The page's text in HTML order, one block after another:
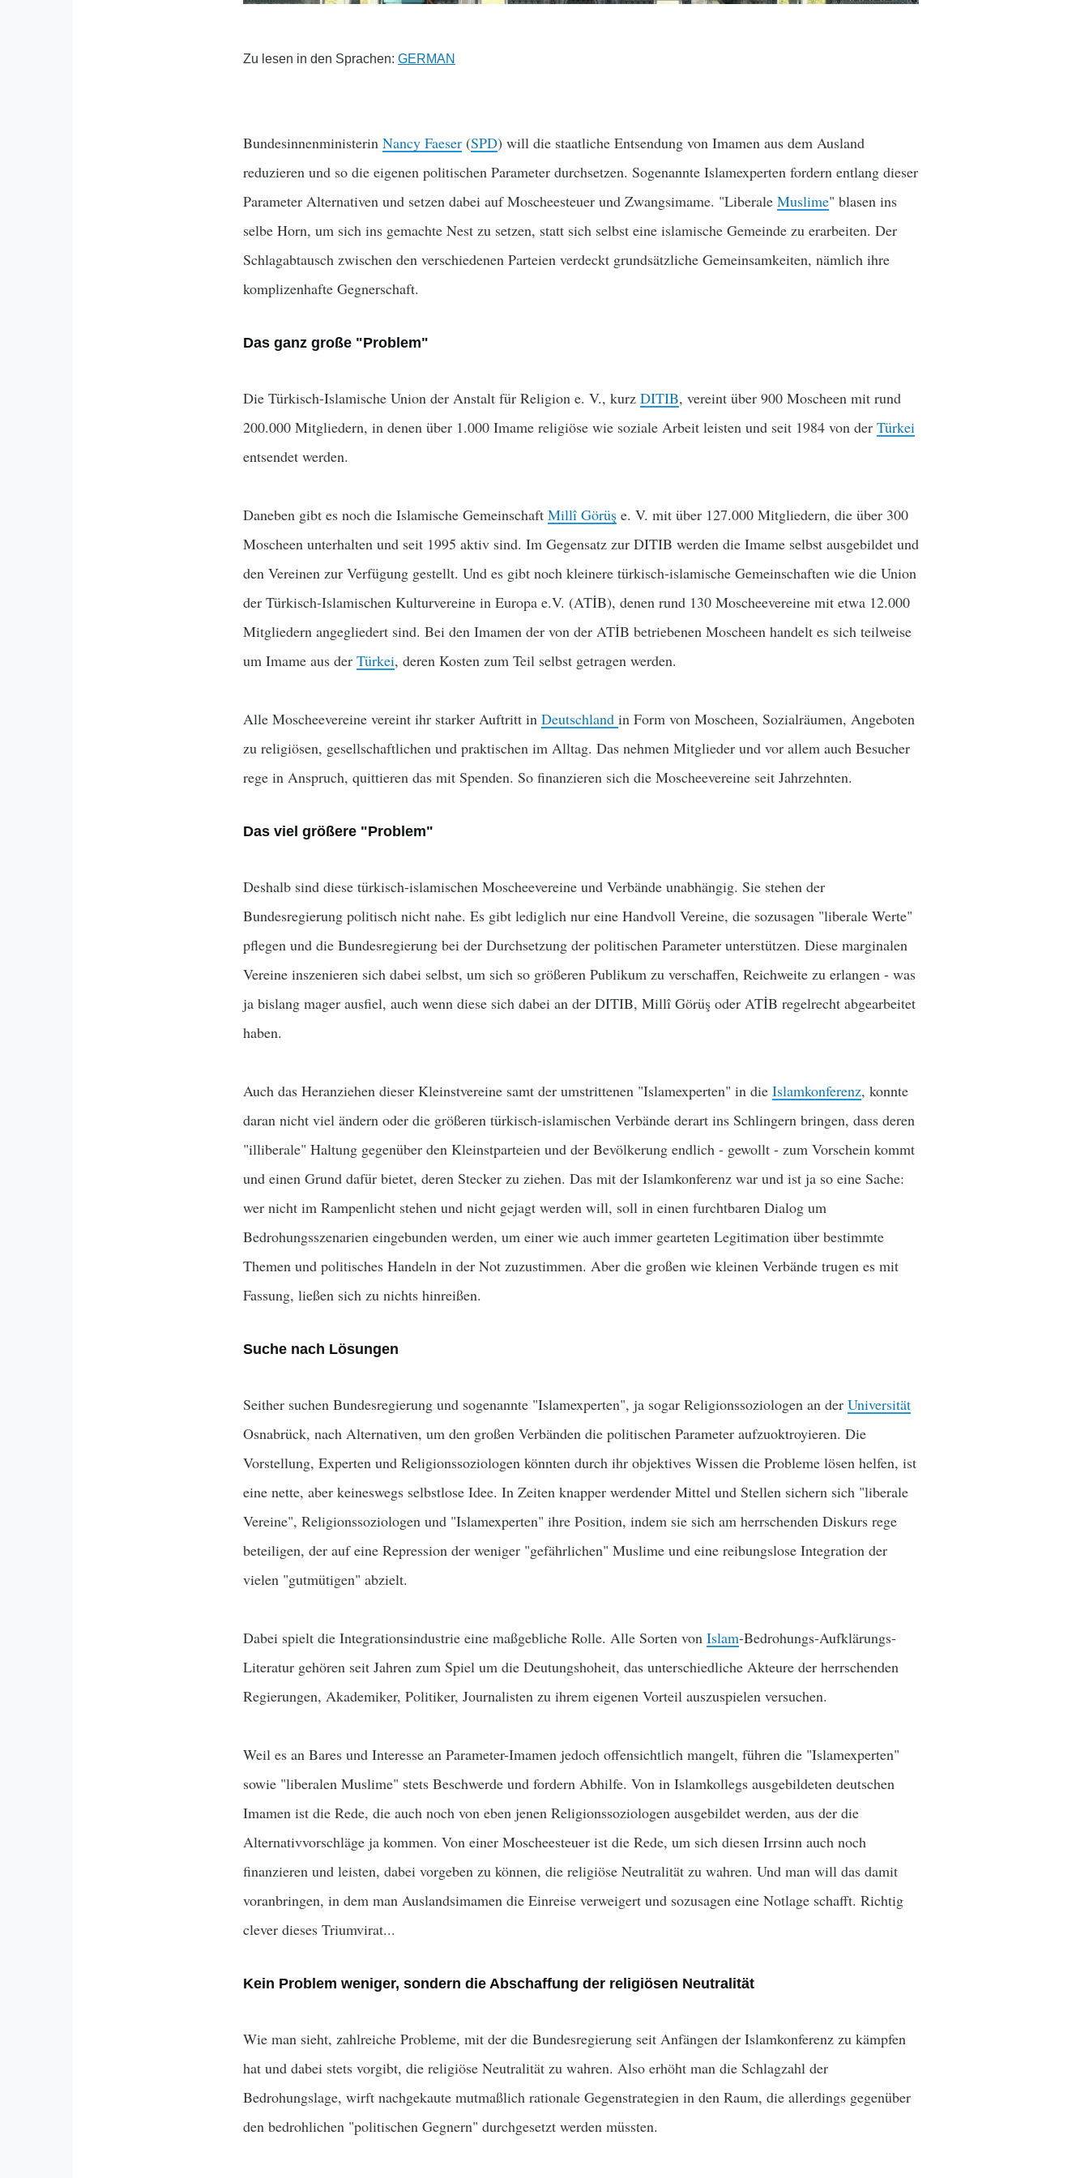
Zu lesen in den Sprachen: GERMAN
Bundesinnenministerin Nancy Faeser (SPD) will die staatliche Entsendung von Imamen aus dem Ausland
reduzieren und so die eigenen politischen Parameter durchsetzen. Sogenannte Islamexperten fordern entlang dieser
Parameter Alternativen und setzen dabei auf Moscheesteuer und Zwangsimame. "Liberale Muslime" blasen ins
selbe Horn, um sich ins gemachte Nest zu setzen, statt sich selbst eine islamische Gemeinde zu erarbeiten. Der
Schlagabtausch zwischen den verschiedenen Parteien verdeckt grundsätzliche Gemeinsamkeiten, nämlich ihre
komplizenhafte Gegnerschaft.
Das ganz große "Problem"
Die Türkisch-Islamische Union der Anstalt für Religion e. V., kurz DITIB, vereint über 900 Moscheen mit rund
200.000 Mitgliedern, in denen über 1.000 Imame religiöse wie soziale Arbeit leisten und seit 1984 von der Türkei
entsendet werden.
Daneben gibt es noch die Islamische Gemeinschaft Millî Görüş e. V. mit über 127.000 Mitgliedern, die über 300
Moscheen unterhalten und seit 1995 aktiv sind. Im Gegensatz zur DITIB werden die Imame selbst ausgebildet und
den Vereinen zur Verfügung gestellt. Und es gibt noch kleinere türkisch-islamische Gemeinschaften wie die Union
der Türkisch-Islamischen Kulturvereine in Europa e.V. (ATİB), denen rund 130 Moscheevereine mit etwa 12.000
Mitgliedern angegliedert sind. Bei den Imamen der von der ATİB betriebenen Moscheen handelt es sich teilweise
um Imame aus der Türkei, deren Kosten zum Teil selbst getragen werden.
Alle Moscheevereine vereint ihr starker Auftritt in Deutschland in Form von Moscheen, Sozialräumen, Angeboten
zu religiösen, gesellschaftlichen und praktischen im Alltag. Das nehmen Mitglieder und vor allem auch Besucher
rege in Anspruch, quittieren das mit Spenden. So finanzieren sich die Moscheevereine seit Jahrzehnten.
Das viel größere "Problem"
Deshalb sind diese türkisch-islamischen Moscheevereine und Verbände unabhängig. Sie stehen der
Bundesregierung politisch nicht nahe. Es gibt lediglich nur eine Handvoll Vereine, die sozusagen "liberale Werte"
pflegen und die Bundesregierung bei der Durchsetzung der politischen Parameter unterstützen. Diese marginalen
Vereine inszenieren sich dabei selbst, um sich so größeren Publikum zu verschaffen, Reichweite zu erlangen - was
ja bislang mager ausfiel, auch wenn diese sich dabei an der DITIB, Millî Görüş oder ATİB regelrecht abgearbeitet
haben.
Auch das Heranziehen dieser Kleinstvereine samt der umstrittenen "Islamexperten" in die Islamkonferenz, konnte
daran nicht viel ändern oder die größeren türkisch-islamischen Verbände derart ins Schlingern bringen, dass deren
"illiberale" Haltung gegenüber den Kleinstparteien und der Bevölkerung endlich - gewollt - zum Vorschein kommt
und einen Grund dafür bietet, deren Stecker zu ziehen. Das mit der Islamkonferenz war und ist ja so eine Sache:
wer nicht im Rampenlicht stehen und nicht gejagt werden will, soll in einen furchtbaren Dialog um
Bedrohungsszenarien eingebunden werden, um einer wie auch immer gearteten Legitimation über bestimmte
Themen und politisches Handeln in der Not zuzustimmen. Aber die großen wie kleinen Verbände trugen es mit
Fassung, ließen sich zu nichts hinreißen.
Suche nach Lösungen
Seither suchen Bundesregierung und sogenannte "Islamexperten", ja sogar Religionssoziologen an der Universität
Osnabrück, nach Alternativen, um den großen Verbänden die politischen Parameter aufzuoktroyieren. Die
Vorstellung, Experten und Religionssoziologen könnten durch ihr objektives Wissen die Probleme lösen helfen, ist
eine nette, aber keineswegs selbstlose Idee. In Zeiten knapper werdender Mittel und Stellen sichern sich "liberale
Vereine", Religionssoziologen und "Islamexperten" ihre Position, indem sie sich am herrschenden Diskurs rege
beteiligen, der auf eine Repression der weniger "gefährlichen" Muslime und eine reibungslose Integration der
vielen "gutmütigen" abzielt.
Dabei spielt die Integrationsindustrie eine maßgebliche Rolle. Alle Sorten von Islam-Bedrohungs-Aufklärungs-
Literatur gehören seit Jahren zum Spiel um die Deutungshoheit, das unterschiedliche Akteure der herrschenden
Regierungen, Akademiker, Politiker, Journalisten zu ihrem eigenen Vorteil auszuspielen versuchen.
Weil es an Bares und Interesse an Parameter-Imamen jedoch offensichtlich mangelt, führen die "Islamexperten"
sowie "liberalen Muslime" stets Beschwerde und fordern Abhilfe. Von in Islamkollegs ausgebildeten deutschen
Imamen ist die Rede, die auch noch von eben jenen Religionssoziologen ausgebildet werden, aus der die
Alternativvorschläge ja kommen. Von einer Moscheesteuer ist die Rede, um sich diesen Irrsinn auch noch
finanzieren und leisten, dabei vorgeben zu können, die religiöse Neutralität zu wahren. Und man will das damit
voranbringen, in dem man Auslandsimamen die Einreise verweigert und sozusagen eine Notlage schafft. Richtig
clever dieses Triumvirat...
Kein Problem weniger, sondern die Abschaffung der religiösen Neutralität
Wie man sieht, zahlreiche Probleme, mit der die Bundesregierung seit Anfängen der Islamkonferenz zu kämpfen
hat und dabei stets vorgibt, die religiöse Neutralität zu wahren. Also erhöht man die Schlagzahl der
Bedrohungslage, wirft nachgekaute mutmaßlich rationale Gegenstrategien in den Raum, die allerdings gegenüber
den bedrohlichen "politischen Gegnern" durchgesetzt werden müssten.